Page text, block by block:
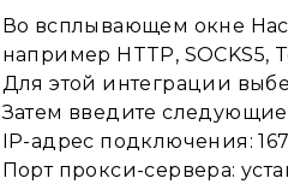
Во всплывающем окне
например HTTP, SOCKS5,
Для этой интеграции
Затем введите
IP-адрес подключения:
Порт прокси-сервера: